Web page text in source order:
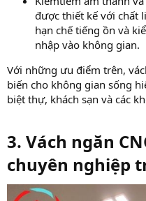
được thiết kế với chất
hạn chế tiếng ồn và
nhập vào không gian.
Với những ưu điểm trên,
biến cho không gian sống
biệt thự, khách sạn và các
3. Vách ngăn
chuyên nghiệp